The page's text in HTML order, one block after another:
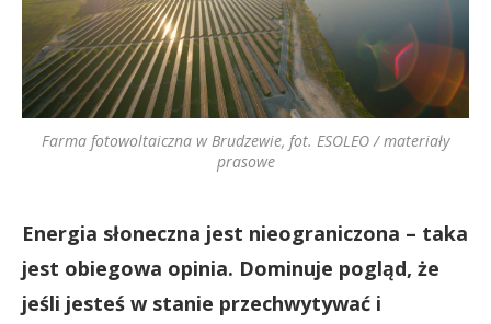
Farma fotowoltaiczna w Brudzewie, fot. ESOLEO / materiały
prasowe
Energia słoneczna jest nieograniczona – taka
jest obiegowa opinia. Dominuje pogląd, że
jeśli jesteś w stanie przechwytywać i